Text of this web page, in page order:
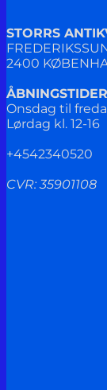
STORRS
2400
ÅBNINGSTIDER
Onsdag til
Lørdag kl. 12-16
+4542340520
CVR: 35901108